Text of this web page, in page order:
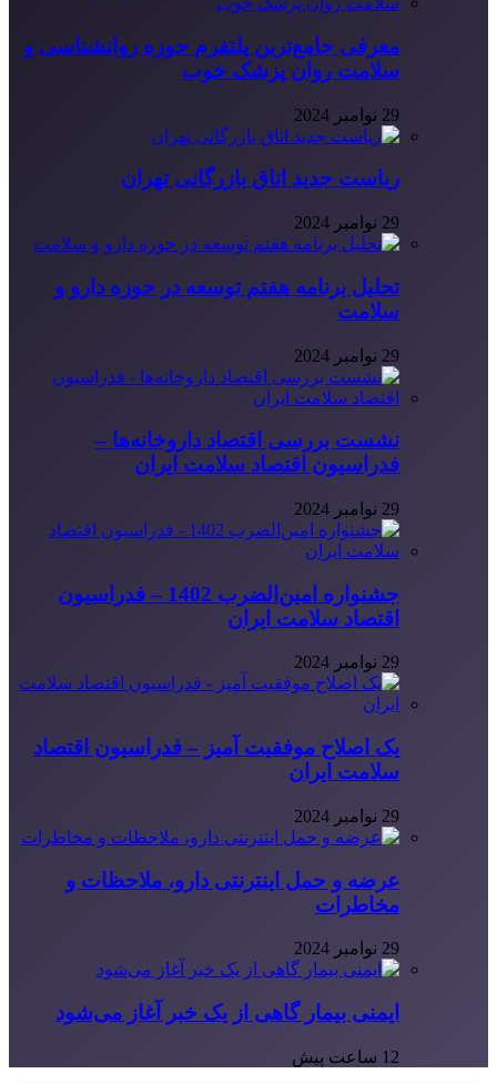
معرفی جامع‌ترین پلتفرم حوزه روانشناسی و
سلامت روان پزشک خوب
29 نوامبر 2024
ریاست جدید اتاق بازرگانی تهران
29 نوامبر 2024
تحلیل برنامه هفتم توسعه در حوزه دارو و
سلامت
29 نوامبر 2024
نشست بررسی اقتصاد داروخانه‌ها –
فدراسیون اقتصاد سلامت ایران
29 نوامبر 2024
جشنواره امین‌الضرب 1402 – فدراسیون
اقتصاد سلامت ایران
29 نوامبر 2024
یک اصلاح موفقیت آمیز – فدراسیون اقتصاد
سلامت ایران
29 نوامبر 2024
عرضه و حمل اینترنتی دارو، ملاحظات و
مخاطرات
29 نوامبر 2024
ایمنی بیمار گاهی از یک خبر آغاز می‌شود
12 ساعت پیش